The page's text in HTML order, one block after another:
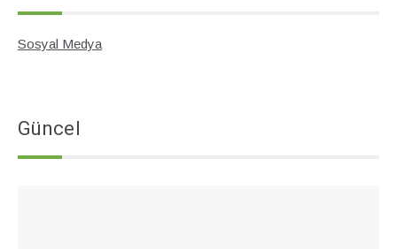
Sosyal Medya
Güncel